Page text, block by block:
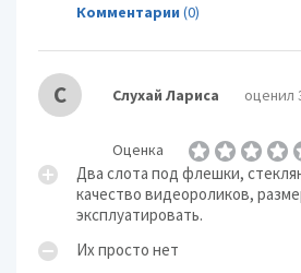
Комментарии (0)
С Слухай Лариса оценил
Оценка
Два слота под флешки,
качество видеороликов,
эксплуатировать.
Их просто нет